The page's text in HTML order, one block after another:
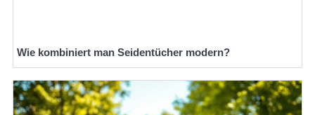
Wie kombiniert man Seidentücher modern?